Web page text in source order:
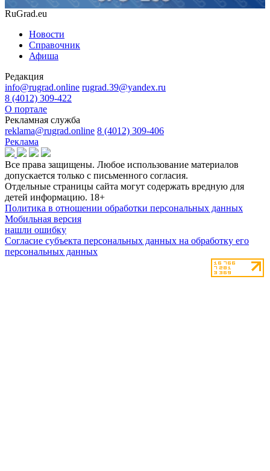
RuGrad.eu
Новости
Справочник
Афиша
Редакция
info@rugrad.online rugrad.39@yandex.ru
8 (4012) 309-422
О портале
Рекламная служба
reklama@rugrad.online 8 (4012) 309-406
Реклама
Все права защищены. Любое использование материалов
допускается только с письменного согласия.
Отдельные страницы сайта могут содержать вредную для
детей информацию. 18+
Политика в отношении обработки персональных данных
Мобильная версия
нашли ошибку
Согласие субъекта персональных данных на обработку его
персональных данных